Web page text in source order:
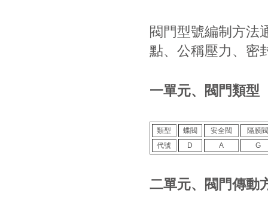
閥門型號編制方法
點、公稱壓力、密
一單元、閥門類型
類型 蝶閥 安全閥
隔膜
代號
D A G
二單元、閥門傳動